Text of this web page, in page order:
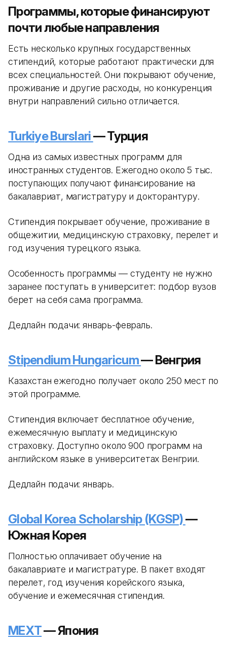
Программы, которые финансируют
почти любые направления
Есть несколько крупных государственных
стипендий, которые работают практически для
всех специальностей. Они покрывают обучение,
проживание и другие расходы, но конкуренция
внутри направлений сильно отличается.
Turkiye Burslari— Турция
Одна из самых известных программ для
иностранных студентов. Ежегодно около 5 тыс.
поступающих получают финансирование на
бакалавриат, магистратуру и докторантуру.
Стипендия покрывает обучение, проживание в
общежитии, медицинскую страховку, перелет и
год изучения турецкого языка.
Особенность программы — студенту не нужно
заранее поступать в университет: подбор вузов
берет на себя сама программа.
Дедлайн подачи: январь-февраль.
Stipendium Hungaricum— Венгрия
Казахстан ежегодно получает около 250 мест по
этой программе.
Стипендия включает бесплатное обучение,
ежемесячную выплату и медицинскую
страховку. Доступно около 900 программ на
английском языке в университетах Венгрии.
Дедлайн подачи: январь.
Global Korea Scholarship (KGSP)—
Южная Корея
Полностью оплачивает обучение на
бакалавриате и магистратуре. В пакет входят
перелет, год изучения корейского языка,
обучение и ежемесячная стипендия.
MEXT— Япония